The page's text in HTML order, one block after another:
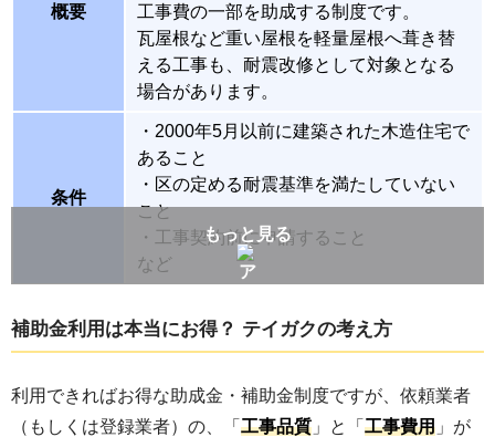
概要
工事費の一部を助成する制度です。
瓦屋根など重い屋根を軽量屋根へ葺き替
える工事も、耐震改修として対象となる
場合があります。
条件
・2000年5月以前に建築された木造住宅で
あること
・区の定める耐震基準を満たしていない
こと
・工事契約前に申請すること
など
限度額 最大200万円
参考サイト
板橋区ホームページ：木造住宅の耐震化
促進事業
もっと見る
補助金利用は本当にお得？ テイガクの考え方
利用できればお得な助成金・補助金制度ですが、依頼業者
（もしくは登録業者）の、「 工事品質 」と「 工事費用 」が